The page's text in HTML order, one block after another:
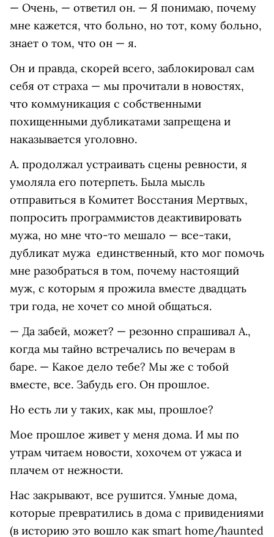
— Очень, — ответил он. — Я понимаю, почему
мне кажется, что больно, но тот, кому больно,
знает о том, что он — я.
Он и правда, скорей всего, заблокировал сам
себя от страха — мы прочитали в новостях,
что коммуникация с собственными
похищенными дубликатами запрещена и
наказывается уголовно.
А. продолжал устраивать сцены ревности, я
умоляла его потерпеть. Была мысль
отправиться в Комитет Восстания Мертвых,
попросить программистов деактивировать
мужа, но мне что-то мешало — все-таки,
дубликат мужа единственный, кто мог помочь
мне разобраться в том, почему настоящий
муж, с которым я прожила вместе двадцать
три года, не хочет со мной общаться.
— Да забей, может? — резонно спрашивал А.,
когда мы тайно встречались по вечерам в
баре. — Какое дело тебе? Мы же с тобой
вместе, все. Забудь его. Он прошлое.
Но есть ли у таких, как мы, прошлое?
Мое прошлое живет у меня дома. И мы по
утрам читаем новости, хохочем от ужаса и
плачем от нежности.
Нас закрывают, все рушится. Умные дома,
которые превратились в дома с привидениями
(в историю это вошло как smart home/haunted